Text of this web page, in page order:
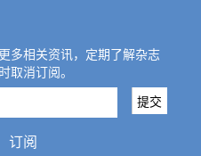
庭里的年老父母和他们
2005年成为《地上流
完，是因为季丹对工作
是遵循自己有意无意设
己，注重眼前看到的这
到幼时生活过的哈尔滨
终关怀医院拍摄了一位
多相关资讯，定期了解杂志
取消订阅。
提交
订阅